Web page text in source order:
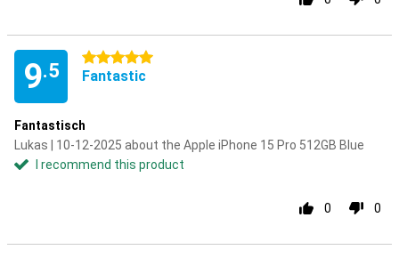
9.5
5 stars
Fantastic
Fantastisch
Lukas | 10-12-2025 about the Apple iPhone 15 Pro 512GB Blue
I recommend this product
0 0